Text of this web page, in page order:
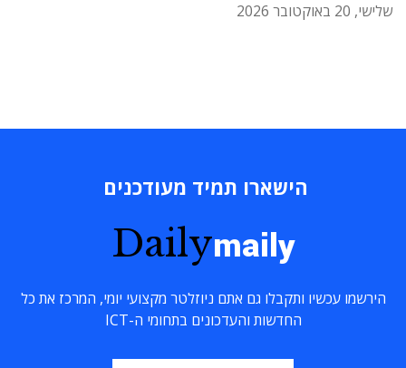
שלישי, 20 באוקטובר 2026
הישארו תמיד מעודכנים
Dailymaily
הירשמו עכשיו ותקבלו גם אתם ניוזלטר מקצועי יומי, המרכז את כל
החדשות והעדכונים בתחומי ה-ICT